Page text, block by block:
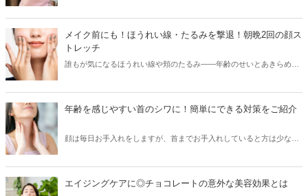
いてくれる、美に関する神社をご紹介します。年末年始のお参りにい
メイク前にも！ほうれい線・たるみを撃退！朝晩2回の顔ス
トレッチ
誰もが気になるほうれい線や頬のたるみ――年齢のせいとあきらめて
事のカンタンストレッチをルーティンにすることから始めてみましょ
年齢を感じやすい首のシワに！簡単にできる対策をご紹介
顔は毎日お手入れをしますが、首までお手入れしていると方は少ない
まり出さない寒い時期からの対策が重要です。今回は、若々しい首元
を維持して、シワを目立ちにくくするための豆知識をご紹介します。
エイジングケアに◎チョコレートの意外な美容効果とは